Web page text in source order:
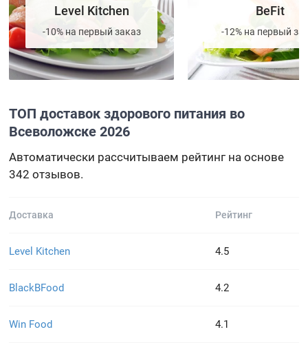
Level Kitchen
-10% на первый заказ
BeFit
-12% на первый
ТОП доставок здорового питания во
Всеволожске 2026
Автоматически рассчитываем рейтинг на основе
342 отзывов.
Доставка Рейтинг
Level Kitchen 4.5
BlackBFood 4.2
Win Food 4.1